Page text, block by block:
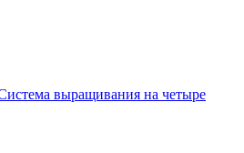
выращивания на четыре